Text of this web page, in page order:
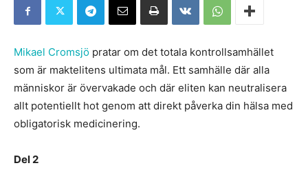
Mikael Cromsjö pratar om det totala kontrollsamhället
som är maktelitens ultimata mål. Ett samhälle där alla
människor är övervakade och där eliten kan neutralisera
allt potentiellt hot genom att direkt påverka din hälsa med
obligatorisk medicinering.
Del 2